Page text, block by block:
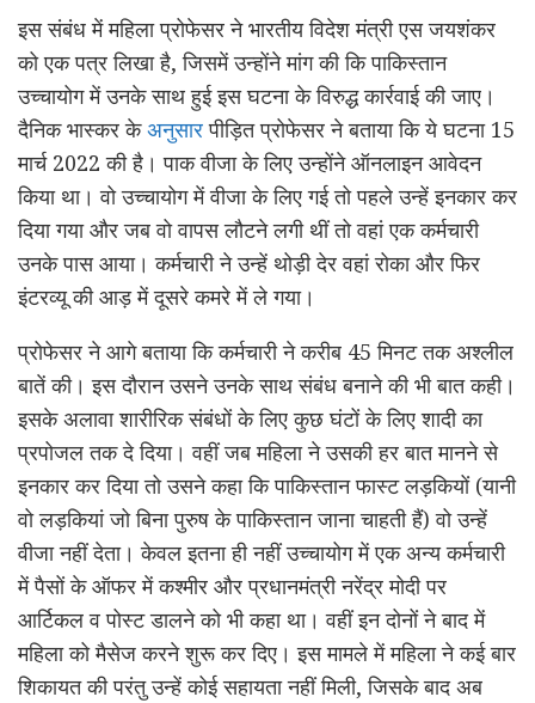
इस संबंध में महिला प्रोफेसर ने भारतीय विदेश मंत्री एस जयशंकर
को एक पत्र लिखा है, जिसमें उन्होंने मांग की कि पाकिस्तान
उच्चायोग में उनके साथ हुई इस घटना के विरुद्ध कार्रवाई की जाए।
दैनिक भास्कर केअनुसारपीड़ित प्रोफेसर ने बताया कि ये घटना 15
मार्च 2022 की है। पाक वीजा के लिए उन्होंने ऑनलाइन आवेदन
किया था। वो उच्चायोग में वीजा के लिए गई तो पहले उन्हें इनकार कर
दिया गया और जब वो वापस लौटने लगी थीं तो वहां एक कर्मचारी
उनके पास आया। कर्मचारी ने उन्हें थोड़ी देर वहां रोका और फिर
इंटरव्यू की आड़ में दूसरे कमरे में ले गया।
प्रोफेसर ने आगे बताया कि कर्मचारी ने करीब 45 मिनट तक अश्लील
बातें की। इस दौरान उसने उनके साथ संबंध बनाने की भी बात कही।
इसके अलावा शारीरिक संबंधों के लिए कुछ घंटों के लिए शादी का
प्रपोजल तक दे दिया। वहीं जब महिला ने उसकी हर बात मानने से
इनकार कर दिया तो उसने कहा कि पाकिस्तान फास्ट लड़कियों (यानी
वो लड़कियां जो बिना पुरुष के पाकिस्तान जाना चाहती हैं) वो उन्हें
वीजा नहीं देता। केवल इतना ही नहीं उच्चायोग में एक अन्य कर्मचारी
में पैसों के ऑफर में कश्मीर और प्रधानमंत्री नरेंद्र मोदी पर
आर्टिकल व पोस्ट डालने को भी कहा था। वहीं इन दोनों ने बाद में
महिला को मैसेज करने शुरू कर दिए। इस मामले में महिला ने कई बार
शिकायत की परंतु उन्हें कोई सहायता नहीं मिली, जिसके बाद अब